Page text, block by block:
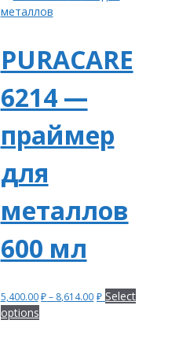
PURACARE
6214 —
праймер
для
металлов
600 мл
5,400.00 ₽– 8,614.00 ₽ Select
options